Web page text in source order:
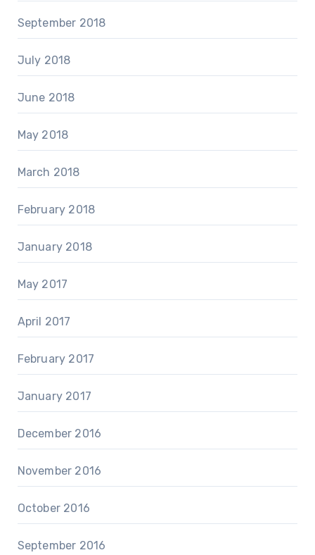
September 2018
July 2018
June 2018
May 2018
March 2018
February 2018
January 2018
May 2017
April 2017
February 2017
January 2017
December 2016
November 2016
October 2016
September 2016